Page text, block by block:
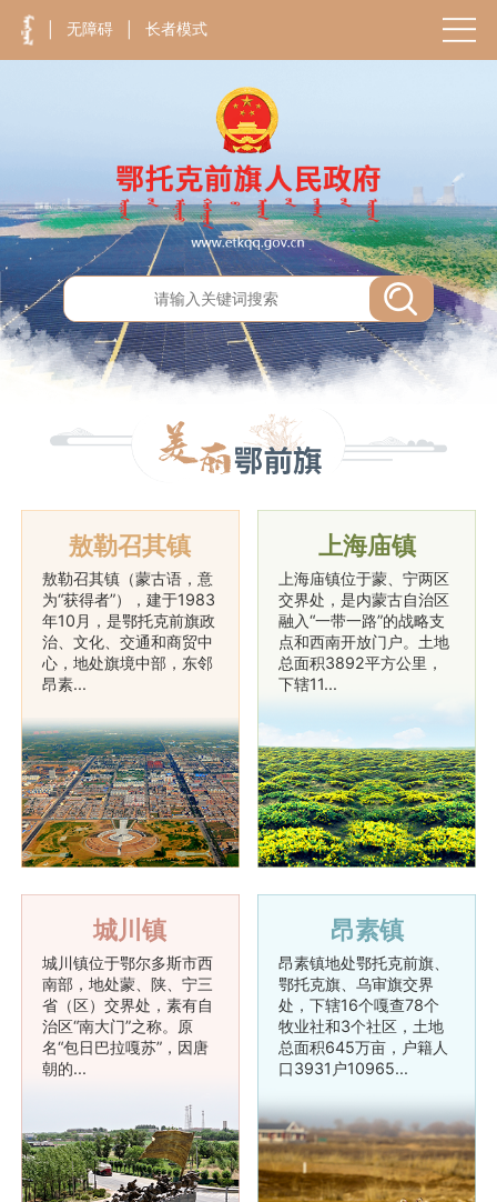
无障碍 长者模式
敖勒召其镇
敖勒召其镇（蒙古语，意
为“获得者”），建于1983
年10月，是鄂托克前旗政
治、文化、交通和商贸中
心，地处旗境中部，东邻
昂素...
上海庙镇
上海庙镇位于蒙、宁两区
交界处，是内蒙古自治区
融入“一带一路”的战略支
点和西南开放门户。土地
总面积3892平方公里，
下辖11...
城川镇
城川镇位于鄂尔多斯市西
南部，地处蒙、陕、宁三
省（区）交界处，素有自
治区“南大门”之称。原
名“包日巴拉嘎苏”，因唐
朝的...
昂素镇
昂素镇地处鄂托克前旗、
鄂托克旗、乌审旗交界
处，下辖16个嘎查78个
牧业社和3个社区，土地
总面积645万亩，户籍人
口3931户10965...